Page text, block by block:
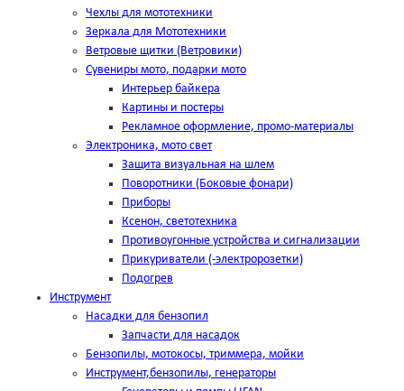
Чехлы для мототехники
Зеркала для Мототехники
Ветровые щитки (Ветровики)
Сувениры мото, подарки мото
Интерьер байкера
Картины и постеры
Рекламное оформление, промо-материалы
Электроника, мото свет
Защита визуальная на шлем
Поворотники (Боковые фонари)
Приборы
Ксенон, светотехника
Противоугонные устройства и сигнализации
Прикуриватели (-электророзетки)
Подогрев
Инструмент
Насадки для бензопил
Запчасти для насадок
Бензопилы, мотокосы, триммера, мойки
Инструмент,бензопилы, генераторы